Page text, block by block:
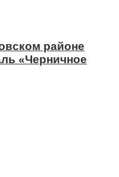
районе
«Черничное